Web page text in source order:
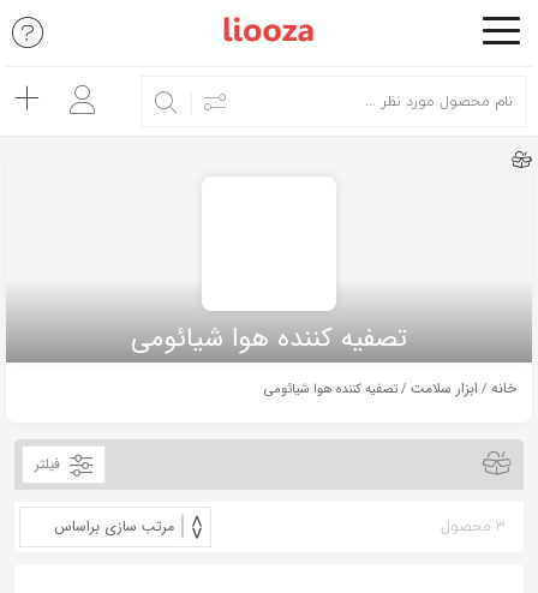
اشتراک
با
صفحه
با
دوستان
تصفیه کننده هوا شیائومی
خانه / ابزار سلامت / تصفیه کننده هوا شیائومی
فیلتر
3 محصول